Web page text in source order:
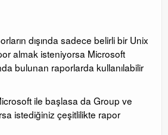
dışında sadece belirli bir Unix
almak isteniyorsa Microsoft
bulunan raporlarda kullanılabilir
ile başlasa da Group ve
istediğiniz çeşitlilikte rapor